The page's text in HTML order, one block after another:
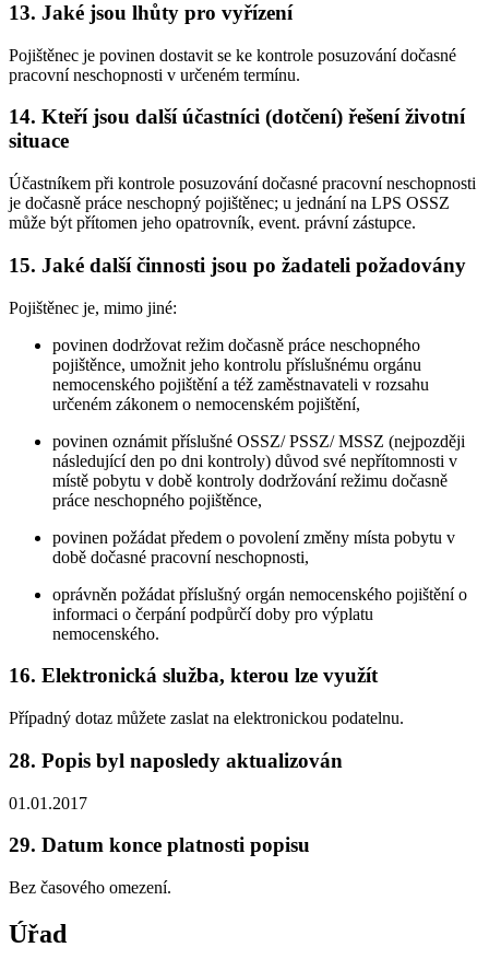
13. Jaké jsou lhůty pro vyřízení
Pojištěnec je povinen dostavit se ke kontrole posuzování dočasné
pracovní neschopnosti v určeném termínu.
14. Kteří jsou další účastníci (dotčení) řešení životní
situace
Účastníkem při kontrole posuzování dočasné pracovní neschopnosti
je dočasně práce neschopný pojištěnec; u jednání na LPS OSSZ
může být přítomen jeho opatrovník, event. právní zástupce.
15. Jaké další činnosti jsou po žadateli požadovány
Pojištěnec je, mimo jiné:
povinen dodržovat režim dočasně práce neschopného
pojištěnce, umožnit jeho kontrolu příslušnému orgánu
nemocenského pojištění a též zaměstnavateli v rozsahu
určeném zákonem o nemocenském pojištění,
povinen oznámit příslušné OSSZ/ PSSZ/ MSSZ (nejpozději
následující den po dni kontroly) důvod své nepřítomnosti v
místě pobytu v době kontroly dodržování režimu dočasně
práce neschopného pojištěnce,
povinen požádat předem o povolení změny místa pobytu v
době dočasné pracovní neschopnosti,
oprávněn požádat příslušný orgán nemocenského pojištění o
informaci o čerpání podpůrčí doby pro výplatu
nemocenského.
16. Elektronická služba, kterou lze využít
Případný dotaz můžete zaslat na elektronickou podatelnu.
28. Popis byl naposledy aktualizován
01.01.2017
29. Datum konce platnosti popisu
Bez časového omezení.
Úřad